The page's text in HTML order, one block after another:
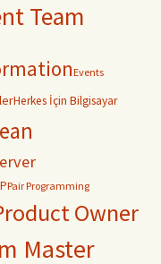
Team
Events
Herkes İçin Bilgisayar
Pair Programming
Owner
Master